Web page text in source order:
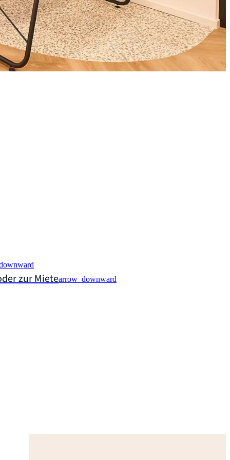
zur Mietearrow_downward